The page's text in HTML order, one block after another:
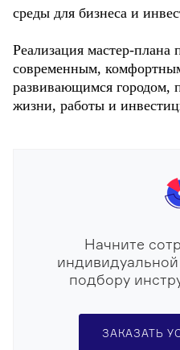
среды для бизнеса и
Реализация мастер-плана
современным,
развивающимся городом,
жизни, работы и
Начните
подбору
ЗАКАЗАТЬ